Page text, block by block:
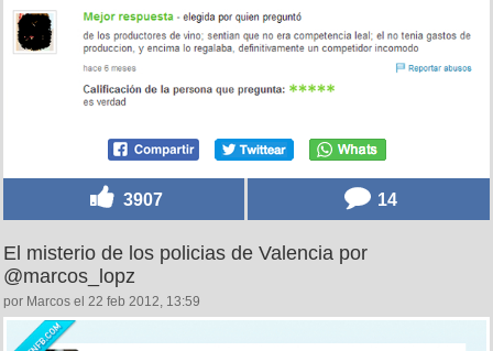
3907 14
El misterio de los policias de Valencia por
@marcos_lopz
por Marcos el 22 feb 2012, 13:59